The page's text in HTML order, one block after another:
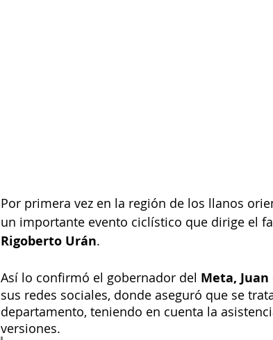
Por primera vez en la región de los llanos
un importante evento ciclístico que dirige el
Rigoberto Urán.
Así lo confirmó el gobernador del Meta,
sus redes sociales, donde aseguró que se
departamento, teniendo en cuenta la
versiones.